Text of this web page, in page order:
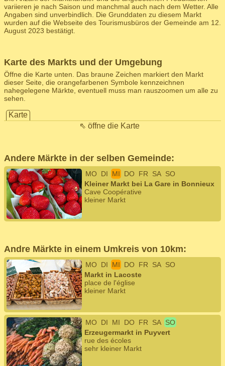
variieren je nach Saison und manchmal auch nach dem Wetter. Alle
Angaben sind unverbindlich. Die Grunddaten zu diesem Markt
wurden auf die Webseite des Tourismusbüros der Gemeinde am 12.
August 2023 bestätigt.
Karte des Markts und der Umgebung
Öffne die Karte unten. Das braune Zeichen markiert den Markt
dieser Seite, die orangefarbenen Symbole kennzeichnen
nahegelegene Märkte, eventuell muss man rauszoomen um alle zu
sehen.
Karte
⇖ öffne die Karte
Andere Märkte in der selben Gemeinde:
MO DI MI DO FR SA SO
Kleiner Markt bei La Gare in Bonnieux
Cave Coopérative
kleiner Markt
Andre Märkte in einem Umkreis von 10km:
MO DI MI DO FR SA SO
Markt in Lacoste
place de l'église
kleiner Markt
MO DI MI DO FR SA SO
Erzeugermarkt in Puyvert
rue des écoles
sehr kleiner Markt